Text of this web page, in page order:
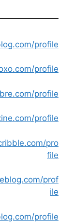
profile
profile
profile
profile
pro
file
prof
ile
profile